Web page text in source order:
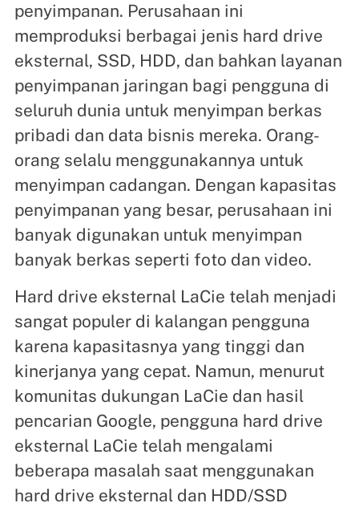
penyimpanan. Perusahaan ini
memproduksi berbagai jenis hard drive
eksternal, SSD, HDD, dan bahkan layanan
penyimpanan jaringan bagi pengguna di
seluruh dunia untuk menyimpan berkas
pribadi dan data bisnis mereka. Orang-
orang selalu menggunakannya untuk
menyimpan cadangan. Dengan kapasitas
penyimpanan yang besar, perusahaan ini
banyak digunakan untuk menyimpan
banyak berkas seperti foto dan video.
Hard drive eksternal LaCie telah menjadi
sangat populer di kalangan pengguna
karena kapasitasnya yang tinggi dan
kinerjanya yang cepat. Namun, menurut
komunitas dukungan LaCie dan hasil
pencarian Google, pengguna hard drive
eksternal LaCie telah mengalami
beberapa masalah saat menggunakan
hard drive eksternal dan HDD/SSD